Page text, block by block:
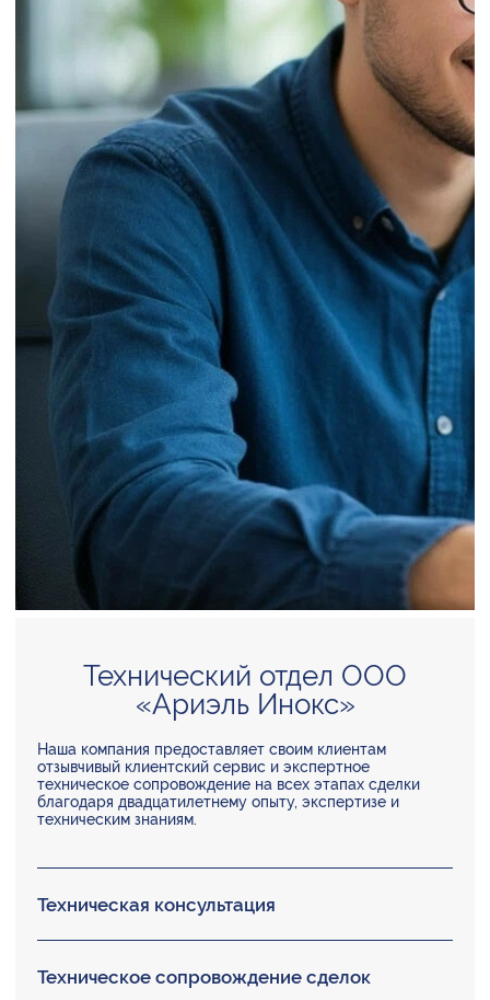
Технический отдел ООО
«Ариэль Инокс»
Наша компания предоставляет своим клиентам
отзывчивый клиентский сервис и экспертное
техническое сопровождение на всех этапах сделки
благодаря двадцатилетнему опыту, экспертизе и
техническим знаниям.
Техническая консультация
Техническое сопровождение сделок